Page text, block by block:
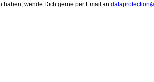
haben, wende Dich gerne per Email an